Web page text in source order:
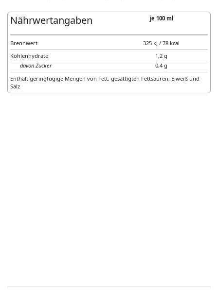
Nährwertangaben je 100 ml
Brennwert
325 kJ / 78 kcal
Kohlenhydrate
1,2 g
davon Zucker
0,4 g
Enthält geringfügige Mengen von Fett, gesättigten Fettsäuren, Eiweiß und
Salz